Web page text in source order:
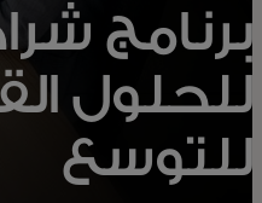
برنامج
للحلول
للتوسع